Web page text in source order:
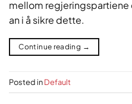
mellom regjeringspartiene
an i å sikre dette.
Continue reading →
Posted inDefault